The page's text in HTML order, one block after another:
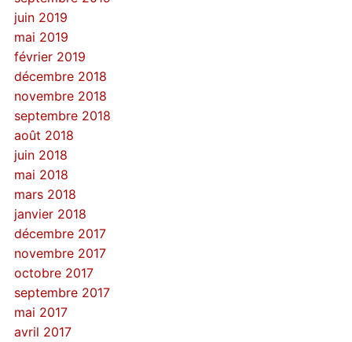
juin 2019
mai 2019
février 2019
décembre 2018
novembre 2018
septembre 2018
août 2018
juin 2018
mai 2018
mars 2018
janvier 2018
décembre 2017
novembre 2017
octobre 2017
septembre 2017
mai 2017
avril 2017